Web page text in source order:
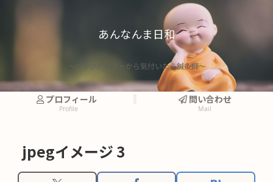
あんなんま日和
〜バックパッカーから気付いたら鍼灸師〜
プロフィール
Profile
問い合わせ
Mail
jpegイメージ 3